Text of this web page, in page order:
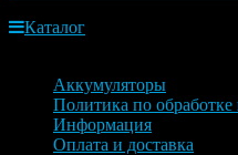
Каталог
Аккумуляторы
Политика по
Информация
Оплата и доставка